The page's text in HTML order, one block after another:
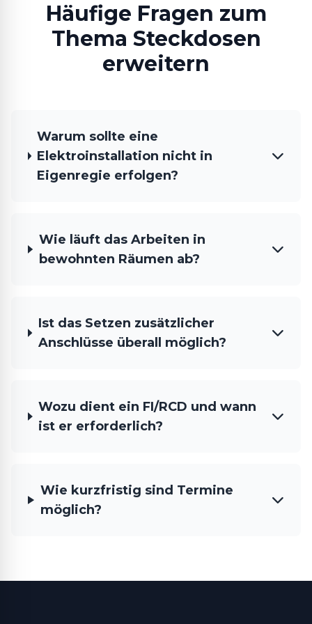
Häufige Fragen zum
Thema Steckdosen
erweitern
Warum sollte eine
Elektroinstallation nicht in
Eigenregie erfolgen?
Wie läuft das Arbeiten in
bewohnten Räumen ab?
Ist das Setzen zusätzlicher
Anschlüsse überall möglich?
Wozu dient ein FI/RCD und wann
ist er erforderlich?
Wie kurzfristig sind Termine
möglich?